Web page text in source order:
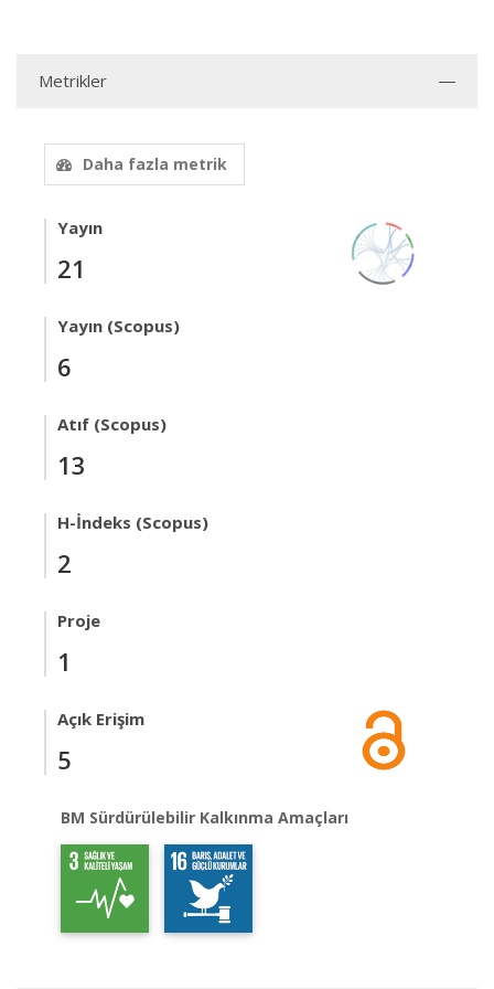
Metrikler
Daha fazla metrik
Yayın
21
Yayın (Scopus)
6
Atıf (Scopus)
13
H-İndeks (Scopus)
2
Proje
1
Açık Erişim
5
BM Sürdürülebilir Kalkınma Amaçları